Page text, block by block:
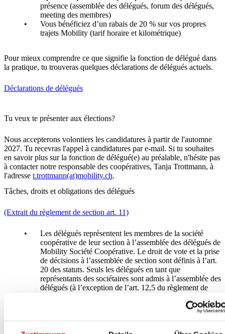
présence (assemblée des délégués, forum des délégués,
meeting des membres)
Vous bénéficiez d’un rabais de 20 % sur vos propres
trajets Mobility (tarif horaire et kilométrique)
Pour mieux comprendre ce que signifie la fonction de délégué dans
la pratique, tu trouveras quelques déclarations de délégués actuels.
Déclarations de délégués
Tu veux te présenter aux élections?
Nous accepterons volontiers les candidatures à partir de l'automne
2027. Tu recevras l'appel à candidatures par e-mail. Si tu souhaites
en savoir plus sur la fonction de délégué(e) au préalable, n'hésite pas
à contacter notre responsable des coopératives, Tanja Trottmann, à
l'adresse t.trottmann(at)mobility.ch.
Tâches, droits et obligations des délégués
(Extrait du règlement de section art. 11)
Les délégués représentent les membres de la société
coopérative de leur section à l’assemblée des délégués de
Mobility Société Coopérative. Le droit de vote et la prise
de décisions à l’assemblée de section sont définis à l’art.
20 des statuts. Seuls les délégués en tant que
représentants des sociétaires sont admis à l’assemblée des
délégués (à l’exception de l’art. 12,5 du règlement de
Les délégués doivent être membres de Mobility Société
Coopérative (cf. art. 32 des statuts). Ils s’informent sur la